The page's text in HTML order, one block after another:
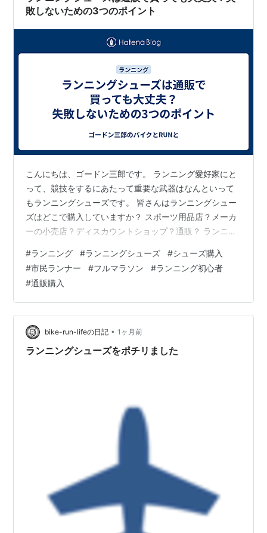
敗しないための3つのポイント
こんにちは、ゴードン三郎です。 ランニング愛好家にと
って、競技をするにあたって重要な武器はなんといって
もランニングシューズです。 皆さんはランニングシュー
ズはどこで購入していますか？ スポーツ用品店？メーカ
ーの小売店？ディスカウントショップ？通販？ ランニン
や不快感の原因となります。 特にフルマラソンであれ
ば、小さなノイズは後半に大きな不具合になりかねませ
ん。 なので、直接フィッティングのできる販売店で試し
履きをしてから買う方が多いと思います。 もちろん、実
際に足を通して、サイズや感覚をチェックして、問題な
いことを確認してから購入すれば失敗はま…
#ランニング #ランニングシューズ #シューズ購入
#市民ランナー #フルマラソン #ランニング初心者
#通販購入
bike-run-lifeの日記 • 1ヶ月前
ランニングシューズをポチリました